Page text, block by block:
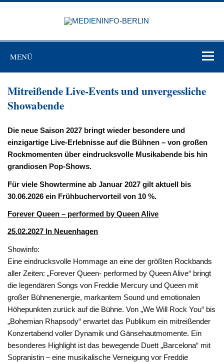
Zum
MENÜ
Mitreißende Live-Events und unvergessliche
Showabende
Die neue Saison 2027 bringt wieder besondere und
einzigartige Live-Erlebnisse auf die Bühnen – von großen
Rockmomenten über eindrucksvolle Musikabende bis hin
grandiosen Pop-Shows.
Für viele Showtermine ab Januar 2027 gilt aktuell bis
30.06.2026 ein Frühbuchervorteil von 10 %.
Forever Queen – performed by Queen Alive
25.02.2027 In Neuenhagen
Showinfo:
Eine eindrucksvolle Hommage an eine der größten Rockbands
aller Zeiten: „Forever Queen- performed by Queen Alive“ bringt
die legendären Songs von Freddie Mercury und Queen mit
großer Bühnenenergie, markantem Sound und emotionalen
Höhepunkten zurück auf die Bühne. Von „We Will Rock You“ bis
„Bohemian Rhapsody“ erwartet das Publikum ein mitreißender
Konzertabend voller Dynamik und Gänsehautmomente. Ein
besonderes Highlight ist das bewegende Duett „Barcelona“ mit
Sopranistin – eine musikalische Verneigung vor Freddie